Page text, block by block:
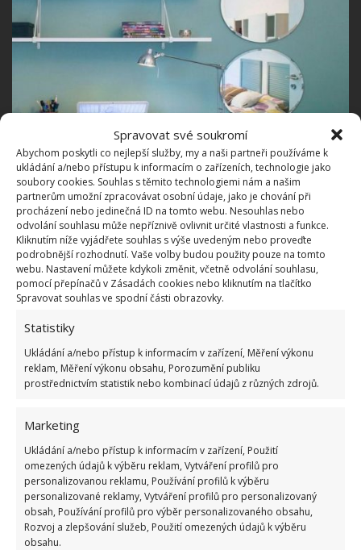
Spravovat své soukromí
Abychom poskytli co nejlepší služby, my a naši partneři používáme k
ukládání a/nebo přístupu k informacím o zařízeních, technologie jako
soubory cookies. Souhlas s těmito technologiemi nám a našim
partnerům umožní zpracovávat osobní údaje, jako je chování při
procházení nebo jedinečná ID na tomto webu. Nesouhlas nebo
odvolání souhlasu může nepříznivě ovlivnit určité vlastnosti a funkce.
Kliknutím níže vyjádřete souhlas s výše uvedeným nebo proveďte
podrobnější rozhodnutí. Vaše volby budou použity pouze na tomto
webu. Nastavení můžete kdykoli změnit, včetně odvolání souhlasu,
pomocí přepínačů v Zásadách cookies nebo kliknutím na tlačítko
Spravovat souhlas ve spodní části obrazovky.
Statistiky
Ukládání a/nebo přístup k informacím v zařízení, Měření výkonu
reklam, Měření výkonu obsahu, Porozumění publiku
prostřednictvím statistik nebo kombinací údajů z různých zdrojů.
Marketing
Ukládání a/nebo přístup k informacím v zařízení, Použití
omezených údajů k výběru reklam, Vytváření profilů pro
personalizovanou reklamu, Používání profilů k výběru
personalizované reklamy, Vytváření profilů pro personalizovaný
obsah, Používání profilů pro výběr personalizovaného obsahu,
Rozvoj a zlepšování služeb, Použití omezených údajů k výběru
obsahu.
Nic nechybí
Když se po tomto malém bytě rozhlédnete, tak
během chvíle zjistíte, že zde rozhodně nic nechybí. Je
zde kuchyně, obývací část, místo ke stolování, stejně
jako je součástí i ložnice s malou pracovnou
v podobě stolu, kam se pohodlně vejde počítač a
další věcí.